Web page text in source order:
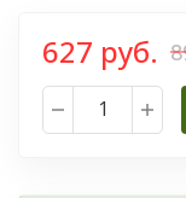
627 руб.